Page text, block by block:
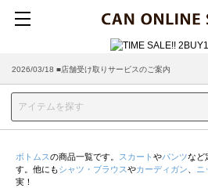
2026/03/18 ■店舗受け取りサービスのご案内
ボトムスの商品一覧です。 スカート やパンツなど
す。他にもシャツ・ブラウスやカーディガン ニ
実！